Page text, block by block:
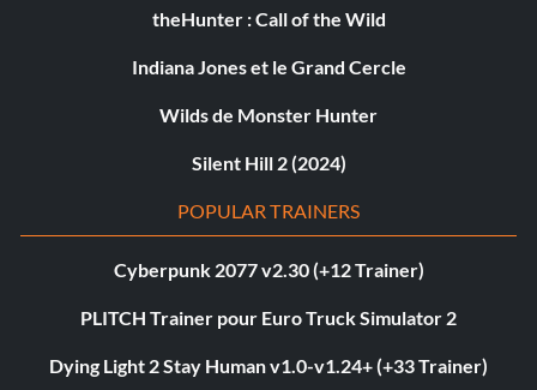
theHunter : Call of the Wild
Indiana Jones et le Grand Cercle
Wilds de Monster Hunter
Silent Hill 2 (2024)
POPULAR TRAINERS
Cyberpunk 2077 v2.30 (+12 Trainer)
PLITCH Trainer pour Euro Truck Simulator 2
Dying Light 2 Stay Human v1.0-v1.24+ (+33 Trainer)